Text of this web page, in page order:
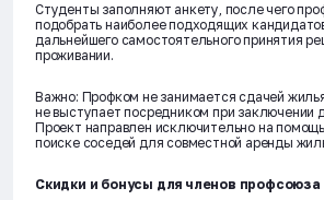
Студенты заполняют анкету, после чего
подобрать наиболее подходящих
дальнейшего самостоятельного принятия
проживании.
Важно: Профком не занимается сдачей
не выступает посредником при заключении
Проект направлен исключительно на
поиске соседей для совместной аренды
Скидки и бонусы для членов профсоюза